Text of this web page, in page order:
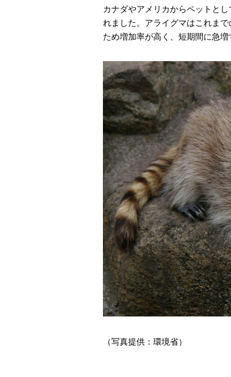
カナダやアメリカからペットと
れました。アライグマはこれま
ため増加率が高く、短期間に急増
（写真提供：環境省）